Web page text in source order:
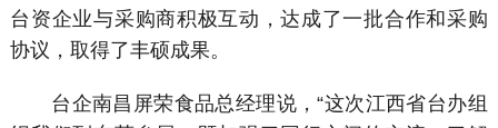
台资企业与采购商积极互动，达成了一批合作和采购
协议，取得了丰硕成果。
台企南昌屏荣食品总经理说，“这次江西省台办组